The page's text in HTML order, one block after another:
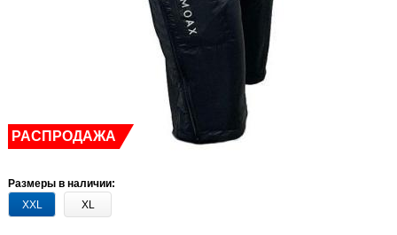
РАСПРОДАЖА
Размеры в наличии:
XXL
XL